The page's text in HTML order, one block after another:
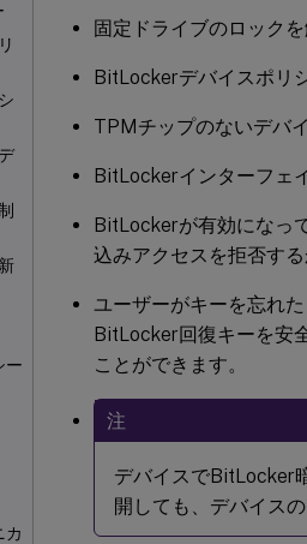
ー
カ
固定ドライブのロック
BitLockerデバイスポリ
TPMチップのないデバ
BitLockerインターフェ
BitLockerが有効になっ
込みアクセスを拒否す
ユーザーがキーを忘れ
BitLocker回復キーを安
ことができます。
注
デバイスでBitLocker
開しても、デバイス